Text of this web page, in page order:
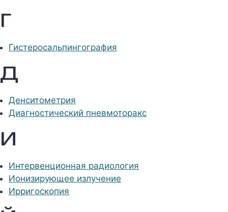
Г
Гистеросальпингография
Д
Денситометрия
Диагностический пневмоторакс
И
Интервенционная радиология
Ионизирующее излучение
Ирригоскопия